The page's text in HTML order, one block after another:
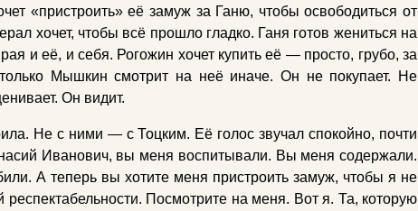
«пристроить» её замуж за Ганю, чтобы освободиться от
хочет, чтобы всё прошло гладко. Ганя готов жениться на
и её, и себя. Рогожин хочет купить её — просто, грубо, за
Мышкин смотрит на неё иначе. Он не покупает. Не
Он видит.
Не с ними — с Тоцким. Её голос звучал спокойно, почти
Иванович, вы меня воспитывали. Вы меня содержали.
А теперь вы хотите меня пристроить замуж, чтобы я не
Посмотрите на меня. Вот я. Та, которую